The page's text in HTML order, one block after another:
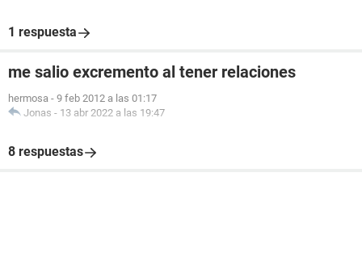
1 respuesta
me salio excremento al tener relaciones
hermosa - 9 feb 2012 a las 01:17
Jonas - 13 abr 2022 a las 19:47
8 respuestas